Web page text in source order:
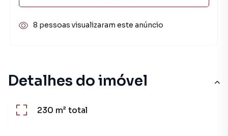
Detalhes do imóvel
230 m²total
8 pessoas visualizaram este anúncio